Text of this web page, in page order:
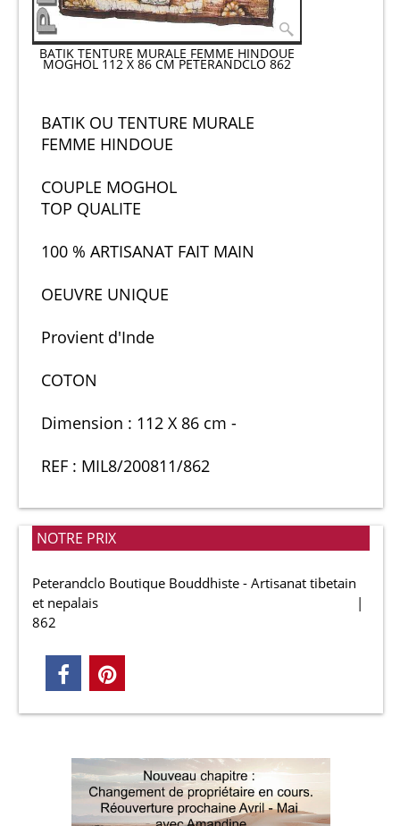
BATIK TENTURE MURALE FEMME HINDOUE
MOGHOL 112 X 86 CM PETERANDCLO 862
BATIK OU TENTURE MURALE
FEMME HINDOUE
COUPLE MOGHOL
TOP QUALITE
100 % ARTISANAT FAIT MAIN
OEUVRE UNIQUE
Provient d'Inde
COTON
Dimension : 112 X 86 cm -
REF : MIL8/200811/862
NOTRE PRIX
Peterandclo Boutique Bouddhiste - Artisanat tibetain
et nepalais
862